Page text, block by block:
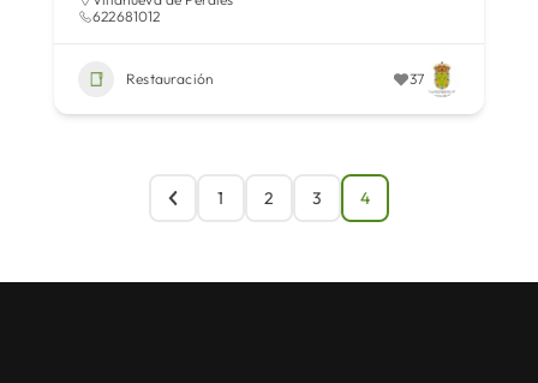
622681012
Restauración 37
1 2 3 4